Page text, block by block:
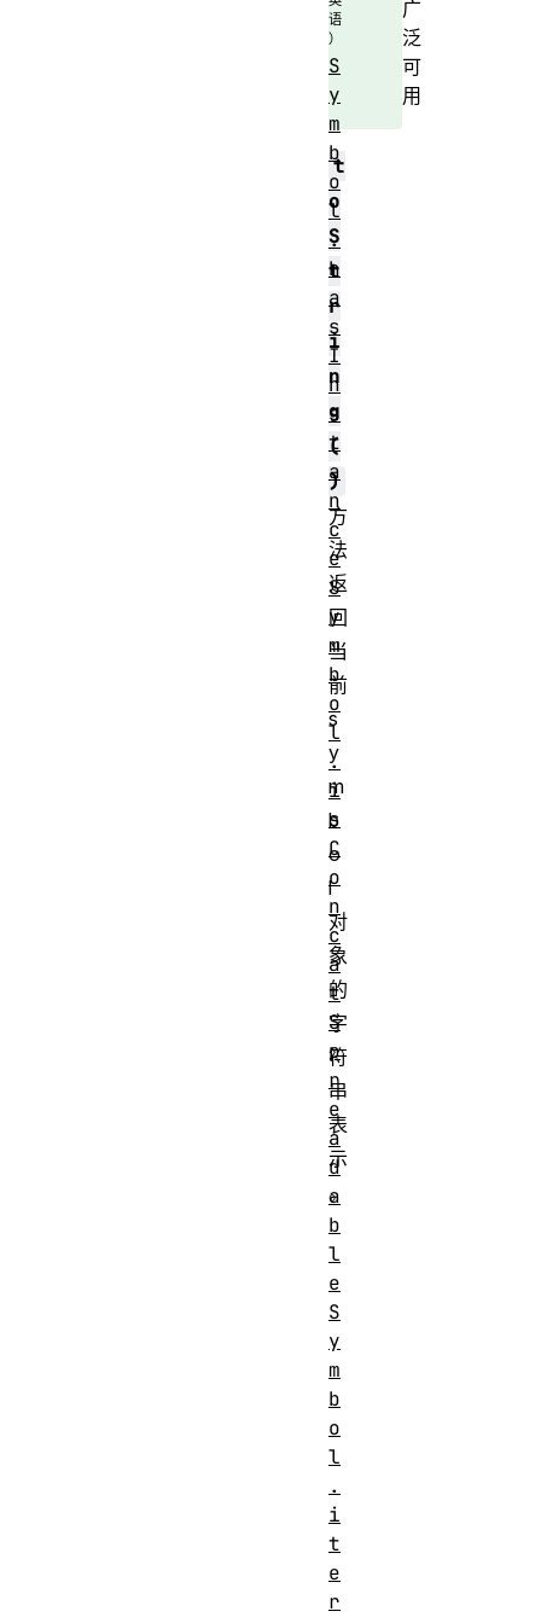
广
泛
可
用
t
o
S
t
r
i
n
g
(
)
方
法
返
回
当
前
s
y
m
b
o
l
对
象
的
字
符
串
表
示
。
S
y
m
b
o
l
.
h
a
s
I
n
s
t
a
n
c
e
S
y
m
b
o
l
.
i
s
C
o
n
c
a
t
S
p
r
e
a
d
a
b
l
e
S
y
m
b
o
l
.
i
t
e
r